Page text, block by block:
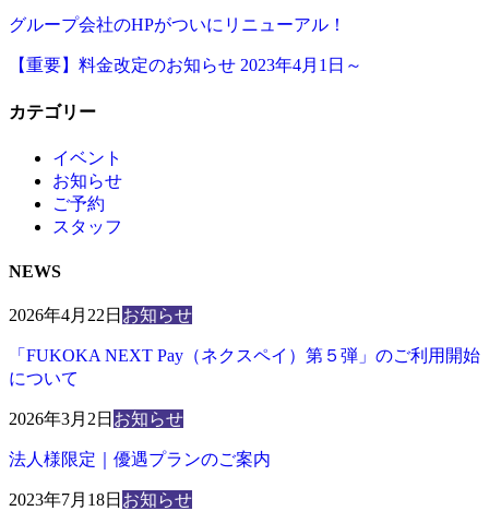
グループ会社のHPがついにリニューアル！
【重要】料金改定のお知らせ 2023年4月1日～
カテゴリー
イベント
お知らせ
ご予約
スタッフ
NEWS
2026年4月22日 お知らせ
「FUKOKA NEXT Pay（ネクスペイ）第５弾」のご利用開始
について
2026年3月2日 お知らせ
法人様限定｜優遇プランのご案内
2023年7月18日 お知らせ